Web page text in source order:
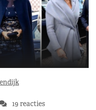
19 reacties